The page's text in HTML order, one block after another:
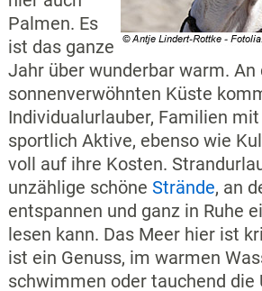
Palmen. Es
ist das ganze
Jahr über wunderbar warm. An
sonnenverwöhnten Küste
Individualurlauber, Familien
sportlich Aktive, ebenso wie
voll auf ihre Kosten.
unzählige schöne Strände, an
entspannen und ganz in Ruhe
lesen kann. Das Meer hier ist
ist ein Genuss, im warmen
schwimmen oder tauchend